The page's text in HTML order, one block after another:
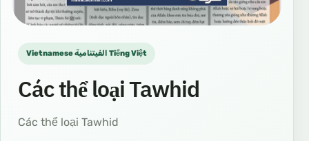
Vietnamese الفيتنامية Tiếng Việt
Các thể loại Tawhid
Các thể loại Tawhid